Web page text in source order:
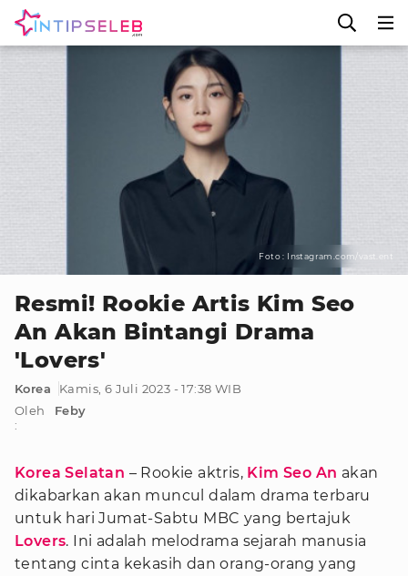
Foto : Instagram.com/vast.ent
Resmi! Rookie Artis Kim Seo
An Akan Bintangi Drama
'Lovers'
Korea
Kamis, 6 Juli 2023 - 17:38 WIB
Oleh
:
Feby
Korea Selatan – Rookie aktris, Kim Seo An akan
dikabarkan akan muncul dalam drama terbaru
untuk hari Jumat-Sabtu MBC yang bertajuk
Lovers. Ini adalah melodrama sejarah manusia
tentang cinta kekasih dan orang-orang yang